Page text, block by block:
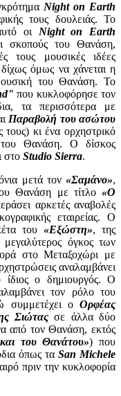
Night on Earth
τους δουλειάς. Το
οι Night on Earth
σκοπούς του Θανάση,
τους μουσικές ιδέες
όμως να χάνεται η
του Θανάση. Το
που κυκλοφόρησε τον
τα περισσότερα με
Παραβολή του ασώτου
κι ένα ορχηστρικό
του Θανάση. Ο δίσκος
στο Studio Sierra.
μετά τον «Σαμάνο»,
Θανάση με τίτλο «Ο
αρκετές αναβολές
εταιρείας. Ο
του «Εξώστη», της
όγκος των
στο Μεταξοχώρι με
αναλαμβάνει
ο δημιουργός. Ο
τον ρόλο του
συμμετέχει ο Ορφέας
Σιώτας σε άλλα δύο
από τον Θανάση, εκτός
του Θανάτου») που
όπως τα San Michele
πριν την κυκλοφορία